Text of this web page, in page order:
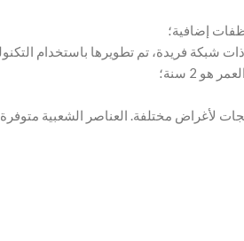
إضافية؛
2 سنة؛
لأغراض مختلفة. العناصر الشعبية